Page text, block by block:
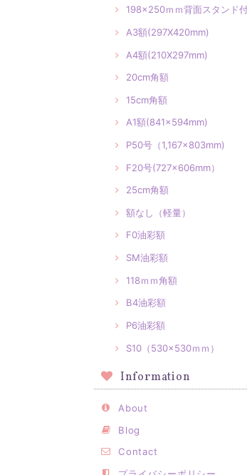
198×250ｍｍ背面スタンド
A3額(297X420mm)
A4額(210X297mm)
20cm角額
15cm角額
A1額(841×594mm)
P50号（1,167×803mm)
F20号(727×606mm）
25cm角額
額なし（軽量）
F0油彩額
SM油彩額
118ｍｍ角額
B4油彩額
P6油彩額
S10（530×530ｍｍ）
Information
About
Blog
Contact